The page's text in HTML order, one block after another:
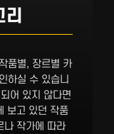
리
품별, 장르별 카
하실 수 있습니
어 있지 않다면
보고 있던 작품
나 작가에 따라